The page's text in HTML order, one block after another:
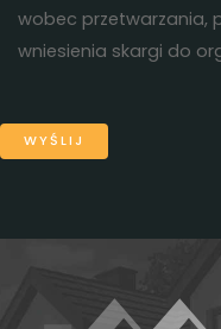
wobec przetwarzania,
wniesienia skargi do